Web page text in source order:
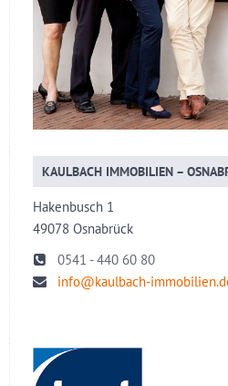
KAULBACH IMMOBILIEN –
Hakenbusch 1
49078 Osnabrück
0541 - 440 60 80
info@kaulbach-